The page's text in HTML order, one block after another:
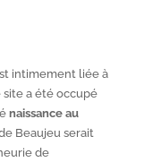
intimement liée à
a été occupé
naissance au
Beaujeu serait
de